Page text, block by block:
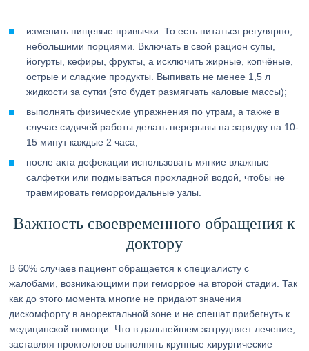
изменить пищевые привычки. То есть питаться регулярно,
небольшими порциями. Включать в свой рацион супы,
йогурты, кефиры, фрукты, а исключить жирные, копчёные,
острые и сладкие продукты. Выпивать не менее 1,5 л
жидкости за сутки (это будет размягчать каловые массы);
выполнять физические упражнения по утрам, а также в
случае сидячей работы делать перерывы на зарядку на 10-
15 минут каждые 2 часа;
после акта дефекации использовать мягкие влажные
салфетки или подмываться прохладной водой, чтобы не
травмировать геморроидальные узлы.
Важность своевременного обращения к
доктору
В 60% случаев пациент обращается к специалисту с
жалобами, возникающими при геморрое на второй стадии. Так
как до этого момента многие не придают значения
дискомфорту в аноректальной зоне и не спешат прибегнуть к
медицинской помощи. Что в дальнейшем затрудняет лечение,
заставляя проктологов выполнять крупные хирургические